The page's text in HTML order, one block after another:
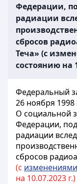
Федерации,
радиации
сбросов
Теча» (с
состоянию на
Федеральный
26 ноября
О социальной
Федерации,
радиации
сбросов
(с
на 10.07.2023 г.)